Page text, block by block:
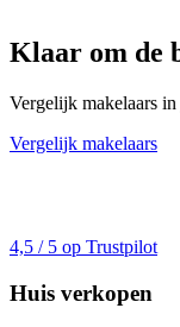
Klaar om de
Vergelijk makelaars
Vergelijk makelaars
4,5 / 5 op Trustpilot
Huis verkopen